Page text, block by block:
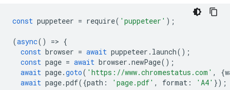
const puppeteer = require( 'puppeteer' );
(async() => {
const browser = await puppeteer . launch();
const page = await browser .newPage();
await page.goto( 'https://www.chromestatus.com' , {
await page.pdf({path : 'page.pdf' , format : 'A4' });